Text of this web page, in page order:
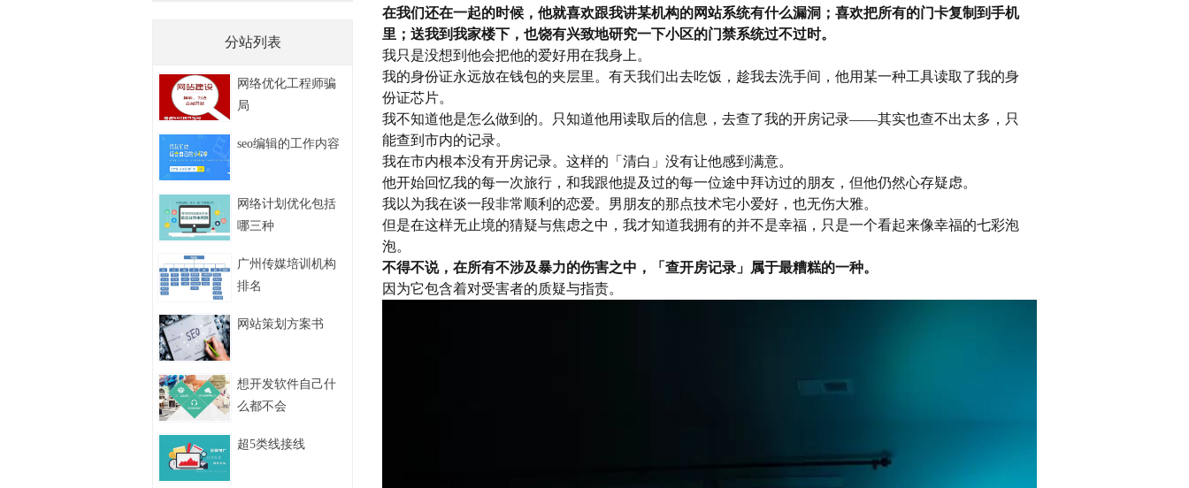
分站列表
网络优化工程师骗
局
seo编辑的工作内容
网络计划优化包括
哪三种
广州传媒培训机构
排名
网站策划方案书
想开发软件自己什
么都不会
超5类线接线
在我们还在一起的时候，他就喜欢跟我讲某机构的网站系统有什么漏洞；喜欢把所有的门卡复制到手机
里；送我到我家楼下，也饶有兴致地研究一下小区的门禁系统过不过时。
我只是没想到他会把他的爱好用在我身上。
我的身份证永远放在钱包的夹层里。有天我们出去吃饭，趁我去洗手间，他用某一种工具读取了我的身
份证芯片。
我不知道他是怎么做到的。只知道他用读取后的信息，去查了我的开房记录——其实也查不出太多，只
能查到市内的记录。
我在市内根本没有开房记录。 这样的「清白」没有让他感到满意。
他开始回忆我的每一次旅行，和我跟他提及过的每一位途中拜访过的朋友，但他仍然心存疑虑。
我以为我在谈一段非常顺利的恋爱。男朋友的那点技术宅小爱好，也无伤大雅。
但是在这样无止境的猜疑与焦虑之中，我才知道我拥有的并不是幸福，只是一个看起来像幸福的七彩泡
泡。
不得不说，在所有不涉及暴力的伤害之中，「查开房记录」属于最糟糕的一种。
因为它包含着对受害者的质疑与指责。